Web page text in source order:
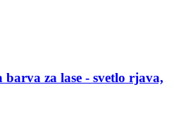
barva za lase -​ svetlo rjava,